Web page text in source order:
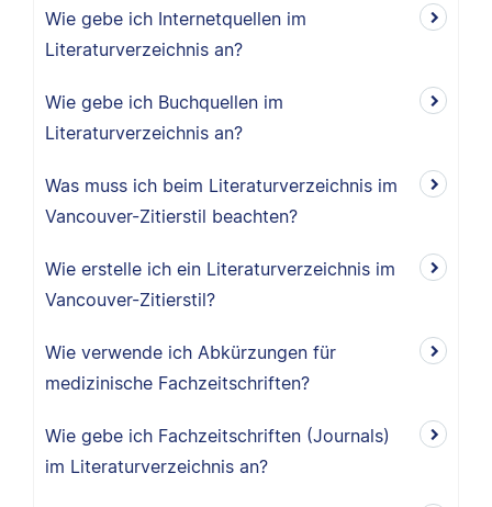
Wie gebe ich Internetquellen im
Literaturverzeichnis an?
Wie gebe ich Buchquellen im
Literaturverzeichnis an?
Was muss ich beim Literaturverzeichnis im
Vancouver-Zitierstil beachten?
Wie erstelle ich ein Literaturverzeichnis im
Vancouver-Zitierstil?
Wie verwende ich Abkürzungen für
medizinische Fachzeitschriften?
Wie gebe ich Fachzeitschriften (Journals)
im Literaturverzeichnis an?